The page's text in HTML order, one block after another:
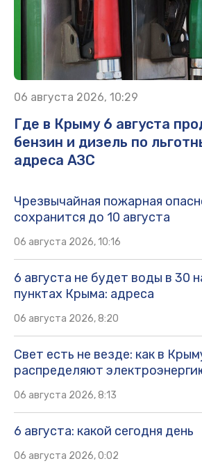
06 августа 2026, 10:29
Где в Крыму 6 августа
бензин и дизель по
адреса АЗС
Чрезвычайная пожарная
сохранится до 10 августа
06 августа 2026, 10:16
6 августа не будет воды в 30
пунктах Крыма: адреса
06 августа 2026, 8:20
Свет есть не везде: как в
распределяют
06 августа 2026, 8:13
6 августа: какой сегодня день
06 августа 2026, 0:02